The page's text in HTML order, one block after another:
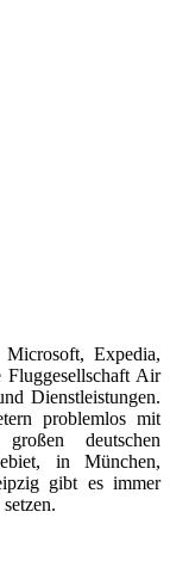
Expedia,
Fluggesellschaft Air
Dienstleistungen.
problemlos mit
deutschen
in München,
gibt es immer